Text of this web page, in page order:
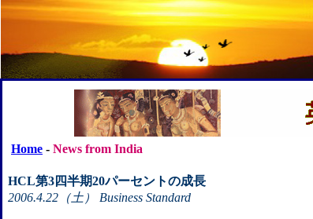
Home - News from India
HCL第3四半期20パーセントの成長
2006.4.22（土） Business Standard